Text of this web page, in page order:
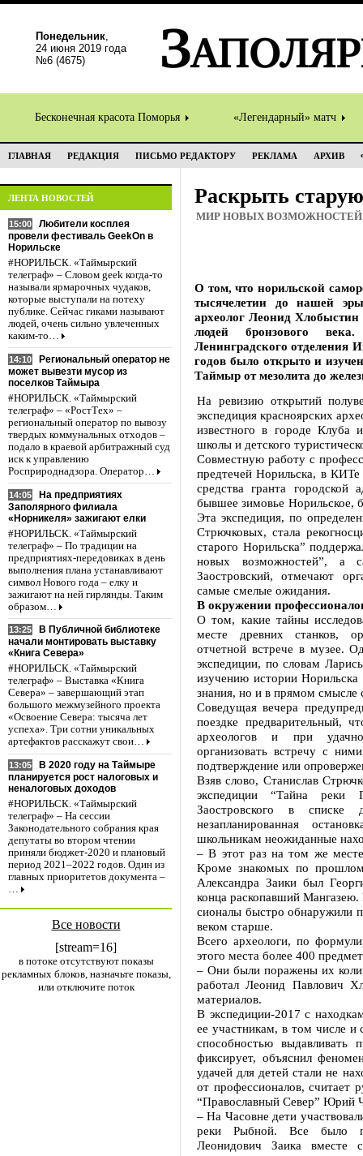
Понедельник,
24 июня 2019 года
№6 (4675)
Бесконечная красота Поморья «Легендарный» матч
ГЛАВНАЯ РЕДАКЦИЯ ПИСЬМО РЕДАКТОРУ РЕКЛАМА АРХИВ
ЛЕНТА НОВОСТЕЙ
15:00
Любители косплея
провели фестиваль GeekOn в
Норильске
#НОРИЛЬСК. «Таймырский
телеграф» – Словом geek когда-то
называли ярмарочных чудаков,
которые выступали на потеху
публике. Сейчас гиками называют
людей, очень сильно увлеченных
каким-то…
14:10
Региональный оператор не
может вывезти мусор из
поселков Таймыра
#НОРИЛЬСК. «Таймырский
телеграф» – «РостТех» –
региональный оператор по вывозу
твердых коммунальных отходов –
подало в краевой арбитражный суд
иск к управлению
Росприроднадзора. Оператор…
14:05
На предприятиях
Заполярного филиала
«Норникеля» зажигают елки
#НОРИЛЬСК. «Таймырский
телеграф» – По традиции на
предприятиях-передовиках в день
выполнения плана устанавливают
символ Нового года – елку и
зажигают на ней гирлянды. Таким
образом…
13:25
В Публичной библиотеке
начали монтировать выставку
«Книга Севера»
#НОРИЛЬСК. «Таймырский
телеграф» – Выставка «Книга
Севера» – завершающий этап
большого межмузейного проекта
«Освоение Севера: тысяча лет
успеха». Три сотни уникальных
артефактов расскажут свои…
13:05
В 2020 году на Таймыре
планируется рост налоговых и
неналоговых доходов
#НОРИЛЬСК. «Таймырский
телеграф» – На сессии
Законодательного собрания края
депутаты во втором чтении
приняли бюджет-2020 и плановый
период 2021–2022 годов. Один из
главных приоритетов документа –
…
Все новости
[stream=16]
в потоке отсутствуют показы
рекламных блоков, назначьте показы,
или отключите поток
Раскрыть
МИР НОВЫХ ВОЗМОЖНОСТЕЙ
О том, что норильской
тысячелетии до нашей
археолог Леонид
людей бронзового
Ленинградского отделения
годов было открыто и
Таймыр от мезолита до
На ревизию открытий
экспедиция красноярских
известного в городе Клуба
школы и детского
Совместную работу с
предтечей Норильска, в
средства гранта
бывшее зимовье Норильское,
Эта экспедиция, по
Стрючковых, стала
старого Норильска”
новых возможностей”, а
Заостровский, отмечают
самые смелые ожидания.
В окружении
О том, какие тайны
месте древних станков,
отчетной встрече в музее.
экспедиции, по словам
изучению истории
знания, но и в прямом смысле
Соведущая вечера
поездке предварительный,
археологов и при
организовать встречу с
подтверждение или
Взяв слово, Станислав
экспедиции “Тайна реки
Заостровского в
незапланированная
школьникам неожиданные
– В этот раз на том же месте
Кроме знакомых по
Александра Заики был
конца раскопавший
сионалы быстро обнаружили
веком старше.
Всего археологи, по
этого места более 400
– Они были поражены их
работал Леонид Павлович
материалов.
В экспедиции-2017 с
ее участникам, в том числе
способностью
фиксирует, объяснил
удачей для детей стали не
от профессионалов, считает
“Православный Север” Юрий
– На Часовне дети
реки Рыбной. Все было
Леонидович Заика вместе